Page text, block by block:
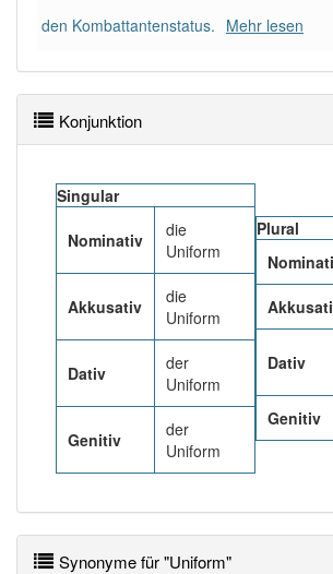
den Kombattantenstatus. Mehr lesen
Konjunktion
Singular
Nominativ
die
Uniform
Akkusativ
die
Uniform
Dativ
der
Uniform
Genitiv
der
Uniform
Plural
Dativ
Genitiv
Synonyme für "Uniform"